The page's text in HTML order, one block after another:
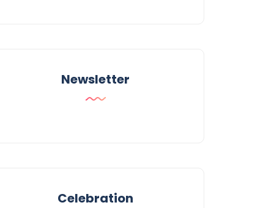
Newsletter
Celebration